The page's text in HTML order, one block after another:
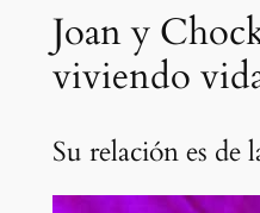
Joan y
viviendo
Su relación es de